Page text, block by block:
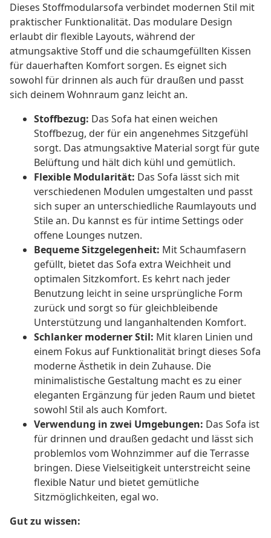
Dieses Stoffmodularsofa verbindet modernen Stil mit
praktischer Funktionalität. Das modulare Design
erlaubt dir flexible Layouts, während der
atmungsaktive Stoff und die schaumgefüllten Kissen
für dauerhaften Komfort sorgen. Es eignet sich
sowohl für drinnen als auch für draußen und passt
sich deinem Wohnraum ganz leicht an.
Stoffbezug: Das Sofa hat einen weichen
Stoffbezug, der für ein angenehmes Sitzgefühl
sorgt. Das atmungsaktive Material sorgt für gute
Belüftung und hält dich kühl und gemütlich.
Flexible Modularität: Das Sofa lässt sich mit
verschiedenen Modulen umgestalten und passt
sich super an unterschiedliche Raumlayouts und
Stile an. Du kannst es für intime Settings oder
offene Lounges nutzen.
Bequeme Sitzgelegenheit: Mit Schaumfasern
gefüllt, bietet das Sofa extra Weichheit und
optimalen Sitzkomfort. Es kehrt nach jeder
Benutzung leicht in seine ursprüngliche Form
zurück und sorgt so für gleichbleibende
Unterstützung und langanhaltenden Komfort.
Schlanker moderner Stil: Mit klaren Linien und
einem Fokus auf Funktionalität bringt dieses Sofa
moderne Ästhetik in dein Zuhause. Die
minimalistische Gestaltung macht es zu einer
eleganten Ergänzung für jeden Raum und bietet
sowohl Stil als auch Komfort.
Verwendung in zwei Umgebungen: Das Sofa ist
für drinnen und draußen gedacht und lässt sich
problemlos vom Wohnzimmer auf die Terrasse
bringen. Diese Vielseitigkeit unterstreicht seine
flexible Natur und bietet gemütliche
Sitzmöglichkeiten, egal wo.
Gut zu wissen: